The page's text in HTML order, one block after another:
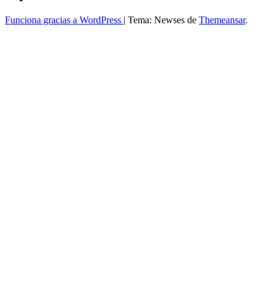
Funciona gracias a WordPress Tema: Newses de Themeansar.